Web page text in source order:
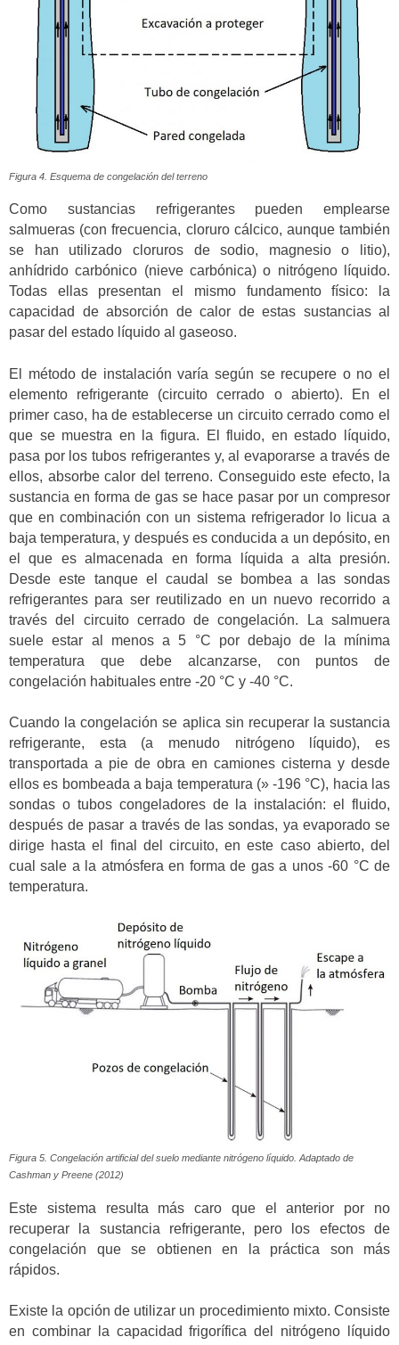
Figura 4. Esquema de congelación del terreno
Como sustancias refrigerantes pueden emplearse
salmueras (con frecuencia, cloruro cálcico, aunque también
se han utilizado cloruros de sodio, magnesio o litio),
anhídrido carbónico (nieve carbónica) o nitrógeno líquido.
Todas ellas presentan el mismo fundamento físico: la
capacidad de absorción de calor de estas sustancias al
pasar del estado líquido al gaseoso.
El método de instalación varía según se recupere o no el
elemento refrigerante (circuito cerrado o abierto). En el
primer caso, ha de establecerse un circuito cerrado como el
que se muestra en la figura. El fluido, en estado líquido,
pasa por los tubos refrigerantes y, al evaporarse a través de
ellos, absorbe calor del terreno. Conseguido este efecto, la
sustancia en forma de gas se hace pasar por un compresor
que en combinación con un sistema refrigerador lo licua a
baja temperatura, y después es conducida a un depósito, en
el que es almacenada en forma líquida a alta presión.
Desde este tanque el caudal se bombea a las sondas
refrigerantes para ser reutilizado en un nuevo recorrido a
través del circuito cerrado de congelación. La salmuera
suele estar al menos a 5 °C por debajo de la mínima
temperatura que debe alcanzarse, con puntos de
congelación habituales entre -20 °C y -40 °C.
Cuando la congelación se aplica sin recuperar la sustancia
refrigerante, esta (a menudo nitrógeno líquido), es
transportada a pie de obra en camiones cisterna y desde
ellos es bombeada a baja temperatura (» -196 °C), hacia las
sondas o tubos congeladores de la instalación: el fluido,
después de pasar a través de las sondas, ya evaporado se
dirige hasta el final del circuito, en este caso abierto, del
cual sale a la atmósfera en forma de gas a unos -60 °C de
temperatura.
Figura 5. Congelación artificial del suelo mediante nitrógeno líquido. Adaptado de
Cashman y Preene (2012)
Este sistema resulta más caro que el anterior por no
recuperar la sustancia refrigerante, pero los efectos de
congelación que se obtienen en la práctica son más
rápidos.
Existe la opción de utilizar un procedimiento mixto. Consiste
en combinar la capacidad frigorífica del nitrógeno líquido